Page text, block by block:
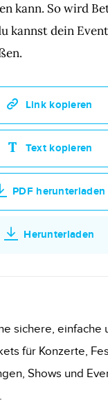
kann. So wird
kannst dein
Link kopieren
Text kopieren
PDF herunterladen
Herunterladen
sichere, einfache
für Konzerte,
Shows und